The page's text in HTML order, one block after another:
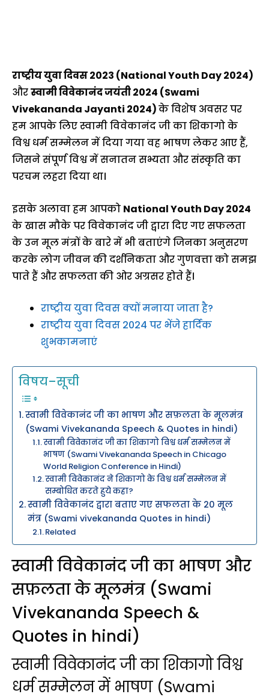
राष्ट्रीय युवा दिवस 2023 (National Youth Day 2024)
औरस्वामी विवेकानंद जयंती 2024 (Swami
Vivekananda Jayanti 2024)के विशेष अवसर पर
हम आपके लिए स्वामी विवेकानंद जी का शिकागो के
विश्व धर्म सम्मेलन में दिया गया वह भाषण लेकर आए हैं,
जिसने संपूर्ण विश्व में सनातन सभ्यता और संस्कृति का
परचम लहरा दिया था।
इसके अलावा हम आपको National Youth Day 2024
के खास मौके पर विवेकानंद जी द्वारा दिए गए सफलता
के उन मूल मंत्रों के बारे में भी बताएंगे जिनका अनुसरण
करके लोग जीवन की दर्शनिकता और गुणवत्ता को समझ
पाते हैं और सफलता की ओर अग्रसर होते हैं।
राष्ट्रीय युवा दिवस क्यों मनाया जाता है?
राष्ट्रीय युवा दिवस 2024 पर भेंजे हार्दिक
शुभकामनाएं
विषय–सूची
स्वामी विवेकानंद जी का भाषण और सफ़लता के मूलमंत्र
(Swami Vivekananda Speech & Quotes in hindi)
स्वामी विवेकानंद जी का शिकागो विश्व धर्म सम्मेलन में
भाषण (Swami Vivekananda Speech in Chicago
World Religion Conference in Hindi)
स्वामी विवेकानंद ने शिकागो के विश्व धर्म सम्मेलन में
सम्बोधित करते हुये कहा?
स्वामी विवेकानंद द्वारा बताए गए सफलता के 20 मूल
मंत्र (Swami vivekananda Quotes in hindi)
Related
स्वामी विवेकानंद जी का भाषण और
सफ़लता के मूलमंत्र (Swami
Vivekananda Speech &
Quotes in hindi)
स्वामी विवेकानंद जी का शिकागो विश्व
धर्म सम्मेलन में भाषण (Swami